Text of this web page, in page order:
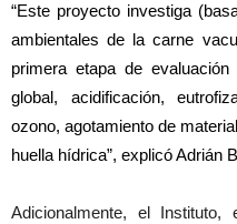
“Este proyecto investiga
ambientales de la carne
primera etapa de
global, acidificación,
ozono, agotamiento de
huella hídrica”, explicó Adrián
Adicionalmente, el